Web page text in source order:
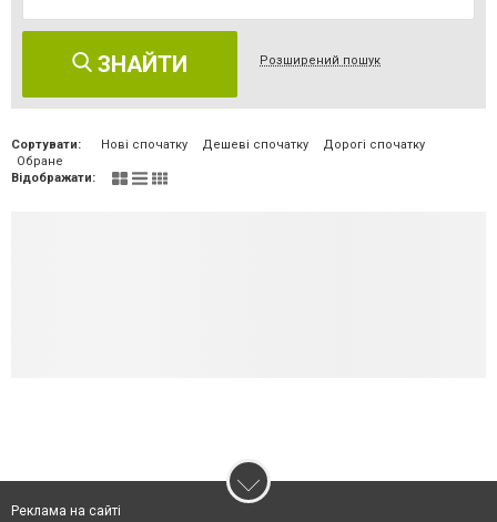
ЗНАЙТИ Розширений пошук
Сортувати: Нові спочатку Дешеві спочатку
Дорогі спочатку
Обране
Відображати:
Реклама на сайті